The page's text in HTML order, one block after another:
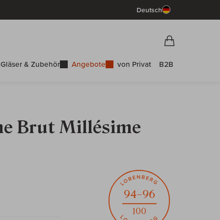
Deutsch
Gläser & Zubehör Angebote von Privat B2B
Brut Millésime
94–96
100